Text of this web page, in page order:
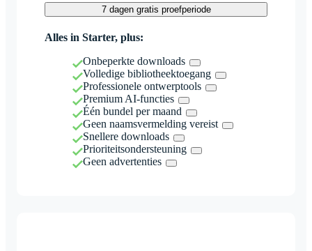
7 dagen gratis proefperiode
Alles in Starter, plus:
Onbeperkte downloads
Volledige bibliotheektoegang
Professionele ontwerptools
Premium AI-functies
Één bundel per maand
Geen naamsvermelding vereist
Snellere downloads
Prioriteitsondersteuning
Geen advertenties